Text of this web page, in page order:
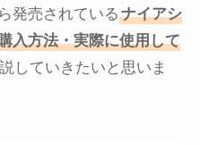
発売されている ナイアシ
入方法・実際に使用して
していきたいと思いま